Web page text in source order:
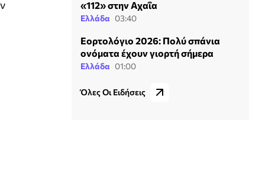
«112» στην Αχαΐα
Ελλάδα 03:40
Εορτολόγιο 2026: Πολύ σπάνια
ονόματα έχουν γιορτή σήμερα
Ελλάδα 01:00
Όλες Οι Ειδήσεις